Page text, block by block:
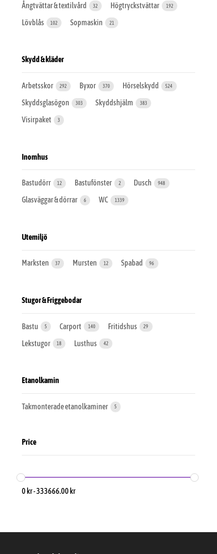
Ångtvättar & textilvård 32 Högtryckstvättar 192
Lövblås 102 Sopmaskin 21
Skydd & kläder
Arbetsskor 292 Byxor 370 Hörselskydd 524
Skyddsglasögon 303 Skyddshjälm 383
Visirpaket 3
Inomhus
Bastudörr 12 Bastufönster 2 Dusch 948
Glasväggar & dörrar 6 WC 1339
Utemiljö
Marksten 37 Mursten 12 Spabad 96
Stugor & Friggebodar
Bastu 5 Carport 140 Fritidshus 29
Lekstugor 18 Lusthus 42
Etanolkamin
Takmonterade etanolkaminer 5
Price
0 kr-333666.00 kr